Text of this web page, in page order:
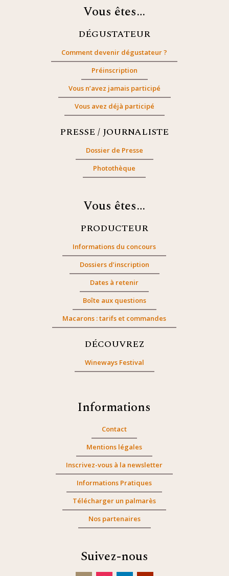
Vous êtes…
DÉGUSTATEUR
Comment devenir dégustateur ?
Préinscription
Vous n’avez jamais participé
Vous avez déjà participé
PRESSE / JOURNALISTE
Dossier de Presse
Photothèque
Vous êtes…
PRODUCTEUR
Informations du concours
Dossiers d’inscription
Dates à retenir
Boîte aux questions
Macarons : tarifs et commandes
DÉCOUVREZ
Wineways Festival
Informations
Contact
Mentions légales
Inscrivez-vous à la newsletter
Informations Pratiques
Télécharger un palmarès
Nos partenaires
Suivez-nous